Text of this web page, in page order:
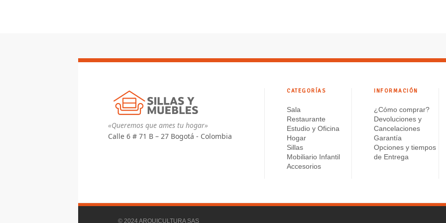
$ 289.170
$
«Queremos que ames tu hogar»
Calle 6 # 71 B – 27 Bogotá - Colombia
CATEGORÍAS
Sala
Restaurante
Estudio y Oficina
Hogar
Sillas
Mobiliario Infantil
Accesorios
INFORMACIÓN
¿Cómo comprar?
Devoluciones y
Cancelaciones
Garantía
Opciones y tiempos
de Entrega
© 2024 ARQUICULTURA SAS